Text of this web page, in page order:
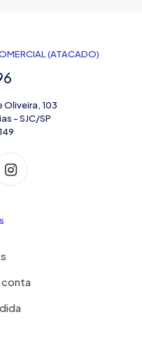
(ATACADO)
Oliveira, 103
- SJC/SP
conta